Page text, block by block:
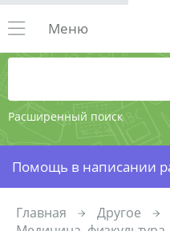
Расширенный поиск
Меню
Помощь в написании
Главная
Другое